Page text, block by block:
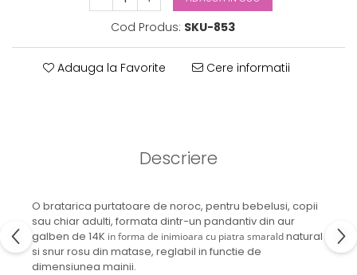
Cod Produs: SKU-853
Adauga la Favorite Cere informatii
Descriere
O bratarica purtatoare de noroc, pentru bebelusi, copii
sau chiar adulti, formata dintr-un pandantiv din aur
galben de 14K in forma de inimioara cu piatra smaraldnatural
si snur rosu din matase, reglabil in functie de
dimensiunea mainii.